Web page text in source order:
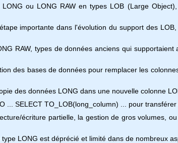
ou LONG RAW en types LOB (Large
importante dans l'évolution du support des
RAW, types de données anciens qui
des bases de données pour remplacer les
des données LONG dans une nouvelle colonne
SELECT TO_LOB(long_column) ... pour
écriture partielle, la gestion de gros volumes,
LONG est déprécié et limité dans de nombreux